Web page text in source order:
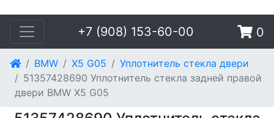
+7 (908) 153-60-00 0
BMW X5 G05
Уплотнитель стекла двери
51357428690 Уплотнитель стекла задней правой
двери BMW X5 G05